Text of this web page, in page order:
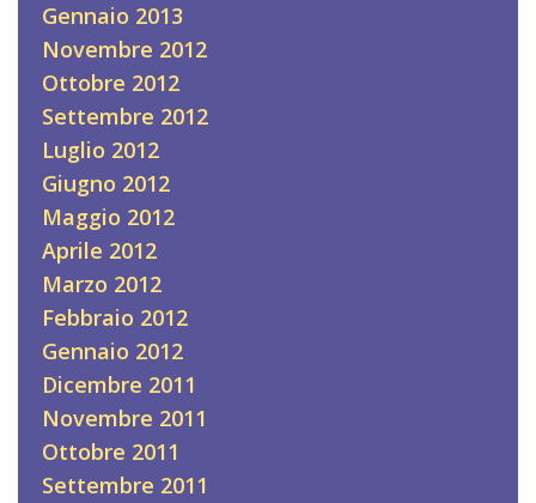
Gennaio 2013
Novembre 2012
Ottobre 2012
Settembre 2012
Luglio 2012
Giugno 2012
Maggio 2012
Aprile 2012
Marzo 2012
Febbraio 2012
Gennaio 2012
Dicembre 2011
Novembre 2011
Ottobre 2011
Settembre 2011